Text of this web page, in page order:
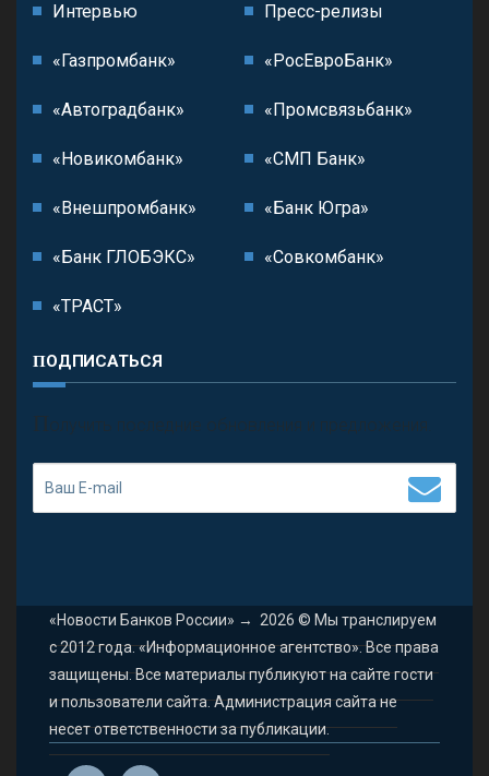
Интервью Пресс-релизы
«Газпромбанк» «РосЕвроБанк»
«Автоградбанк» «Промсвязьбанк»
«Новикомбанк» «СМП Банк»
«Внешпромбанк» «Банк Югра»
«Банк ГЛОБЭКС» «Совкомбанк»
«ТРАСТ»
ПОДПИСАТЬСЯ
П олучить последние обновления и предложения.
«Новости Банков России» → 2026 © Мы транслируем
с 2012 года. «Информационное агентство». Все права
защищены. Все материалы публикуют на сайте гости
и пользователи сайта. Администрация сайта не
несет ответственности за публикации.